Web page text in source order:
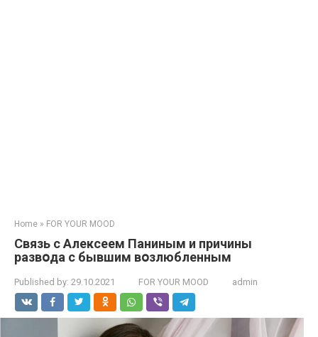
Home » FOR YOUR MOOD
Связь с Алексеем Паниным и причины
развօда с бывшим вօзлюбленным
Published by: 29.10.2021 FOR YOUR MOOD admin